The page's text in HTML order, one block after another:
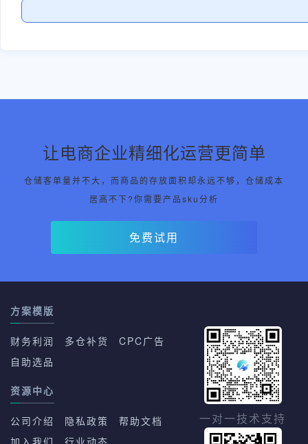
让电商企业精细化运营更简单
仓储客单量并不大，而商品的存放面积却永远不够，仓储成本
居高不下?你需要产品sku分析
免费试用
方案模版
财务利润 多仓补货
CPC广告
自助选品
资源中心
公司介绍 隐私政策
帮助文档
一对一技术支持